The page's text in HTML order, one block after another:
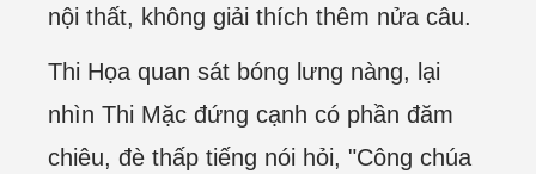
nội thất, không giải thích thêm nửa câu.
Thi Họa quan sát bóng lưng nàng, lại
nhìn Thi Mặc đứng cạnh có phần đăm
chiêu, đè thấp tiếng nói hỏi, "Công chúa